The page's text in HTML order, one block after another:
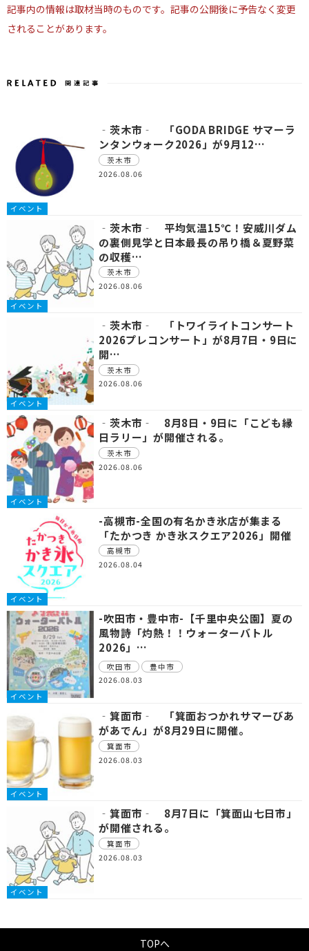
記事内の情報は取材当時のものです。記事の公開後に予告なく変更
されることがあります。
イベント
‐茨木市‐ 「GODA BRIDGE サマーラ
ンタンウォーク2026」が9月12…
茨木市
2026.08.06
イベント
‐茨木市‐ 平均気温15℃！安威川ダム
の裏側見学と日本最長の吊り橋＆夏野菜
の収穫…
茨木市
2026.08.06
イベント
‐茨木市‐ 「トワイライトコンサート
2026プレコンサート」が8月7日・9日に
開…
茨木市
2026.08.06
イベント
‐茨木市‐ 8月8日・9日に「こども縁
日ラリー」が開催される。
茨木市
2026.08.06
イベント
-高槻市-全国の有名かき氷店が集まる
「たかつき かき氷スクエア2026」開催
高槻市
2026.08.04
イベント
-吹田市・豊中市-【千里中央公園】夏の
風物詩「灼熱！！ウォーターバトル
2026」…
吹田市
豊中市
2026.08.03
イベント
‐箕面市‐ 「箕面おつかれサマーびあ
があでん」が8月29日に開催。
箕面市
2026.08.03
イベント
‐箕面市‐ 8月7日に「箕面山七日市」
が開催される。
箕面市
2026.08.03
TOPへ